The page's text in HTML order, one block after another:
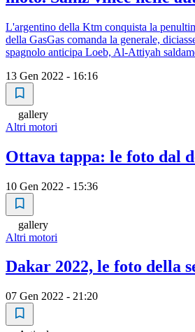
L'argentino della Ktm conquista la
della GasGas comanda la generale,
spagnolo anticipa Loeb, Al-Attiyah
13 Gen 2022 - 16:16
gallery
Altri motori
Ottava tappa: le foto dal
10 Gen 2022 - 15:36
gallery
Altri motori
Dakar 2022, le foto della
07 Gen 2022 - 21:20